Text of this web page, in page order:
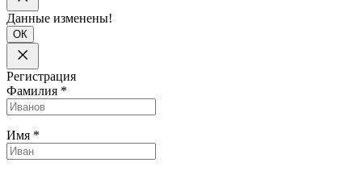
Данные изменены!
ОК
Регистрация
Фамилия *
Имя *